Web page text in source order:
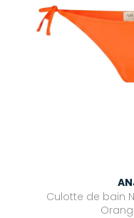
Culotte de bain